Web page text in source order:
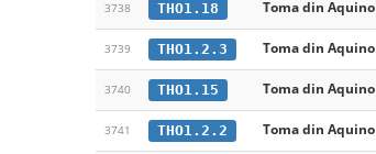
3738 THO1.18 Toma din Aquino
3739 THO1.2.3 Toma din Aquino
3740 THO1.15 Toma din Aquino
3741 THO1.2.2 Toma din Aquino